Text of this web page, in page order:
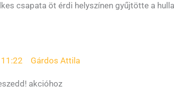
csapata öt érdi helyszínen gyűjtötte a
Gárdos Attila
akcióhoz